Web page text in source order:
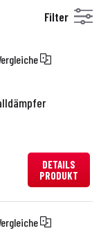
Filter
DETAILS
PRODUKT